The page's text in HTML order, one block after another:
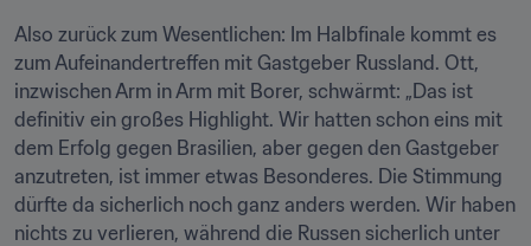
Also zurück zum Wesentlichen: Im Halbfinale kommt es
zum Aufeinandertreffen mit Gastgeber Russland. Ott,
inzwischen Arm in Arm mit Borer, schwärmt: „Das ist
definitiv ein großes Highlight. Wir hatten schon eins mit
dem Erfolg gegen Brasilien, aber gegen den Gastgeber
anzutreten, ist immer etwas Besonderes. Die Stimmung
dürfte da sicherlich noch ganz anders werden. Wir haben
nichts zu verlieren, während die Russen sicherlich unter